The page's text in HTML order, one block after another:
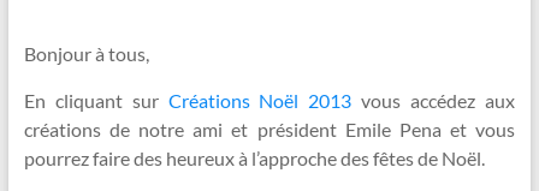
Bonjour à tous,
En cliquant sur Créations Noël 2013 vous accédez aux
créations de notre ami et président Emile Pena et vous
pourrez faire des heureux à l’approche des fêtes de Noël.